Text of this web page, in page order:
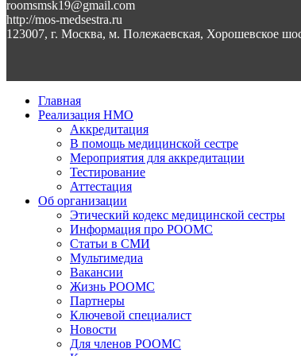
roomsmsk19@gmail.com
http://mos-medsestra.ru
123007, г. Москва, м. Полежаевская, Хорошевское
Главная
Реализация НМО
Аккредитация
В помощь медицинской сестре
Мероприятия для аккредитации
Тестирование
Аттестация
Об организации
Этический кодекс медицинской сестры
Информация про РООМС
Статьи в СМИ
Мультимедиа
Вакансии
Жизнь РООМС
Партнеры
Ключевой специалист
Новости
Для членов РООМС